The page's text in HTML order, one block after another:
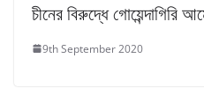
চীনের বিরুদ্ধে গোয়েন্দাগিরি
9th September 2020